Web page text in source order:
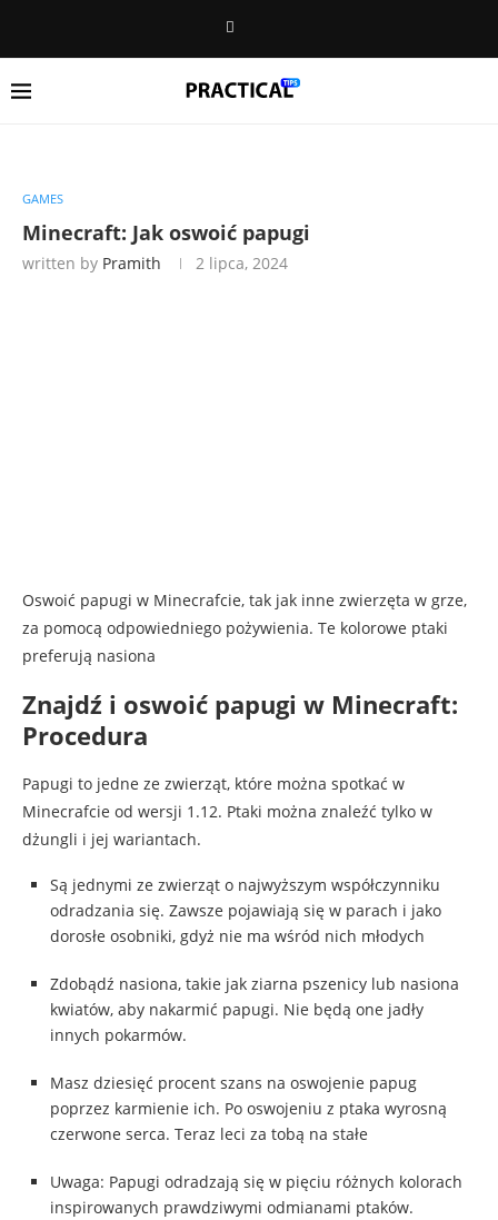
GAMES
Minecraft: Jak oswoić papugi
written by Pramith 2 lipca, 2024
Oswoić papugi w Minecrafcie, tak jak inne zwierzęta w grze,
za pomocą odpowiedniego pożywienia. Te kolorowe ptaki
preferują nasiona
Znajdź i oswoić papugi w Minecraft:
Procedura
Papugi to jedne ze zwierząt, które można spotkać w
Minecrafcie od wersji 1.12. Ptaki można znaleźć tylko w
dżungli i jej wariantach.
Są jednymi ze zwierząt o najwyższym współczynniku
odradzania się. Zawsze pojawiają się w parach i jako
dorosłe osobniki, gdyż nie ma wśród nich młodych
Zdobądź nasiona, takie jak ziarna pszenicy lub nasiona
kwiatów, aby nakarmić papugi. Nie będą one jadły
innych pokarmów.
Masz dziesięć procent szans na oswojenie papug
poprzez karmienie ich. Po oswojeniu z ptaka wyrosną
czerwone serca. Teraz leci za tobą na stałe
Uwaga: Papugi odradzają się w pięciu różnych kolorach
inspirowanych prawdziwymi odmianami ptaków.